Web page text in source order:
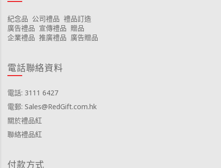
紀念品 公司禮品 禮品訂造
廣告禮品 宣傳禮品 贈品
企業禮品 推廣禮品 廣告贈品
電話聯絡資料
電話: 3111 6427
電郵: Sales@RedGift.com.hk
關於禮品紅
聯絡禮品紅
付款方式